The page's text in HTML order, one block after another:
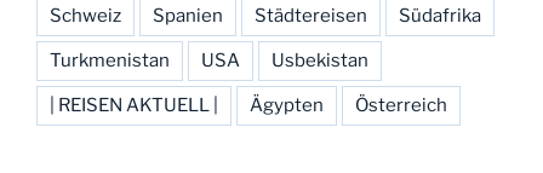
Schweiz Spanien Städtereisen Südafrika
Turkmenistan USA Usbekistan
| REISEN AKTUELL | Ägypten Österreich